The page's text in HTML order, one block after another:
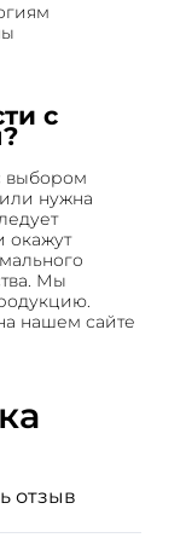
с
выбором
нужна
окажут
Мы
нашем сайте
отзыв